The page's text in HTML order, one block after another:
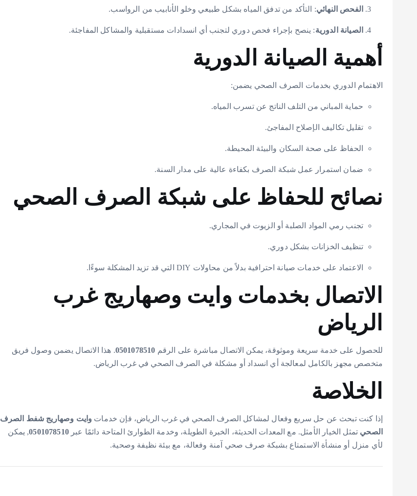
الفحص النهائي: التأكد من تدفق المياه بشكل طبيعي وخلو الأنابيب من الرواسب.
الصيانة الدورية: ينصح بإجراء فحص دوري لتجنب أي انسدادات مستقبلية والمشاكل المفاجئة.
أهمية الصيانة الدورية
الاهتمام الدوري بخدمات الصرف الصحي يضمن:
حماية المباني من التلف الناتج عن تسرب المياه.
تقليل تكاليف الإصلاح المفاجئ.
الحفاظ على صحة السكان والبيئة المحيطة.
ضمان استمرار عمل شبكة الصرف بكفاءة عالية على مدار السنة.
نصائح للحفاظ على شبكة الصرف الصحي
تجنب رمي المواد الصلبة أو الزيوت في المجاري.
تنظيف الخزانات بشكل دوري.
الاعتماد على خدمات صيانة احترافية بدلاً من محاولات DIY التي قد تزيد المشكلة سوءًا.
الاتصال بخدمات وايت وصهاريج غرب
الرياض
للحصول على خدمة سريعة وموثوقة، يمكن الاتصال مباشرة على الرقم 0501078510. هذا الاتصال يضمن وصول فريق
متخصص مجهز بالكامل لمعالجة أي انسداد أو مشكلة في الصرف الصحي في غرب الرياض.
الخلاصة
إذا كنت تبحث عن حل سريع وفعال لمشاكل الصرف الصحي في غرب الرياض، فإن خدمات وايت وصهاريج شفط الصرف
الصحي تمثل الخيار الأمثل. مع المعدات الحديثة، الخبرة الطويلة، وخدمة الطوارئ المتاحة دائمًا عبر0501078510, يمكن
لأي منزل أو منشأة الاستمتاع بشبكة صرف صحي آمنة وفعالة، مع بيئة نظيفة وصحية.